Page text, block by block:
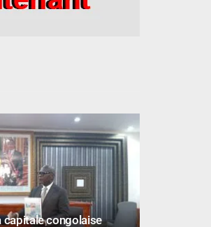
capitale congolaise